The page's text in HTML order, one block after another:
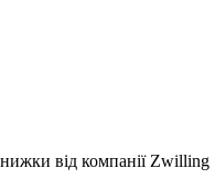
від компанії Zwilling